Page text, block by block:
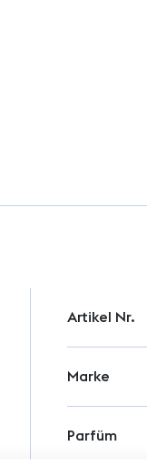
Artikel Nr.
Marke
Parfüm